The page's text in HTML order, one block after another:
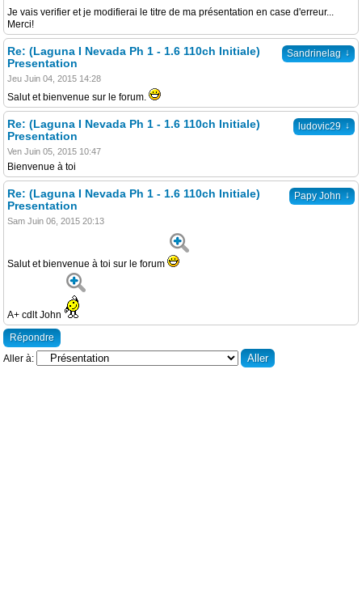
Je vais verifier et je modifierai le titre de ma présentation en case d'erreur...
Merci!
Sandrinelag ↓
Re: (Laguna I Nevada Ph 1 - 1.6 110ch Initiale)
Presentation
Jeu Juin 04, 2015 14:28
Salut et bienvenue sur le forum.
ludovic29 ↓
Re: (Laguna I Nevada Ph 1 - 1.6 110ch Initiale)
Presentation
Ven Juin 05, 2015 10:47
Bienvenue à toi
Papy John ↓
Re: (Laguna I Nevada Ph 1 - 1.6 110ch Initiale)
Presentation
Sam Juin 06, 2015 20:13
Salut et bienvenue à toi sur le forum
A+ cdlt John
Répondre
Aller à: